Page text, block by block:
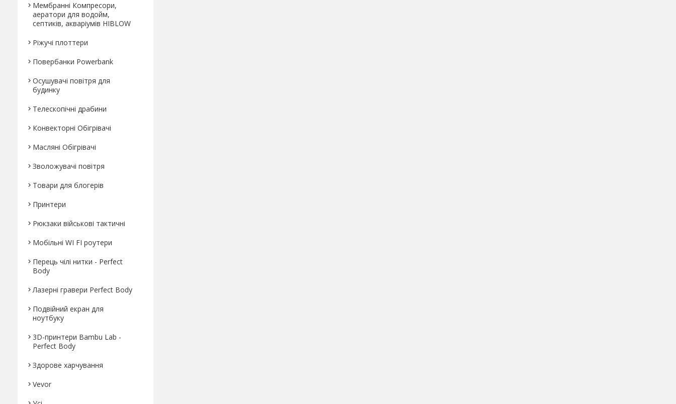
Мембранні Компресори,
аератори для водойм,
септиків, акваріумів HIBLOW
Ріжучі плоттери
Повербанки Powerbank
Осушувачі повітря для
будинку
Телескопічні драбини
Конвекторні Обігрівачі
Масляні Обігрівачі
Зволожувачі повітря
Товари для блогерів
Принтери
Рюкзаки військові тактичні
Мобільні WI FI роутери
Перець чілі нитки - Perfect
Body
Лазерні гравери Perfect Body
Подвійний екран для
ноутбуку
3D-принтери Bambu Lab -
Perfect Body
Здорове харчування
Vevor